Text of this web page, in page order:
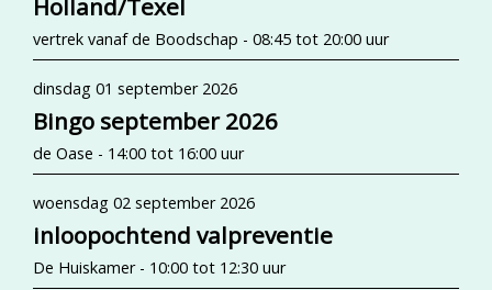
Holland/Texel
vertrek vanaf de Boodschap - 08:45 tot 20:00 uur
dinsdag 01 september 2026
Bingo september 2026
de Oase - 14:00 tot 16:00 uur
woensdag 02 september 2026
inloopochtend valpreventie
De Huiskamer - 10:00 tot 12:30 uur